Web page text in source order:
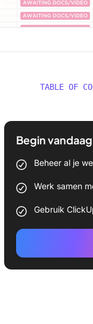
TABLE OF
Begin
Beheer al je
Werk samen
Gebruik